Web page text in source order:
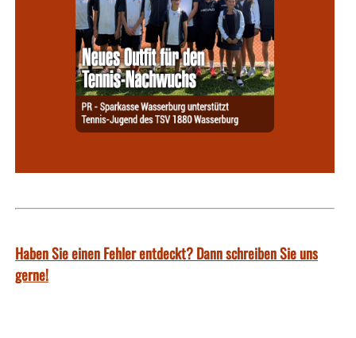
Haben Sie einen Fehler entdeckt? Dann schreiben Sie uns
gerne!